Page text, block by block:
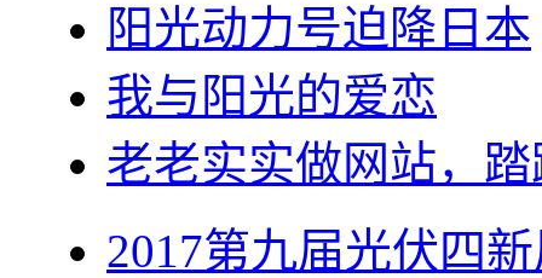
阳光动力号迫降日本
我与阳光的爱恋
老老实实做网站，
2017第九届光伏四